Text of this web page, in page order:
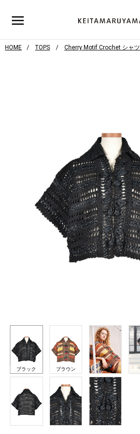
HOME TOPS Cherry Motif Crochet シャツ
ブラック ブラウン